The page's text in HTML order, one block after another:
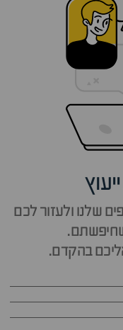
שלנו ולעזור לכם
בהקדם.